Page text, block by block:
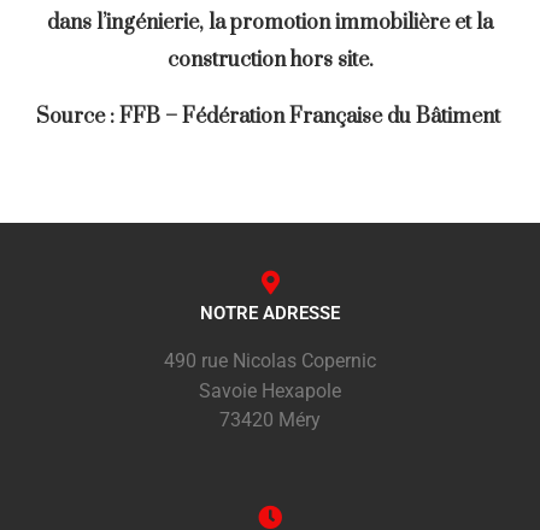
dans l’ingénierie, la promotion immobilière et la
construction hors site.
Source : FFB – Fédération Française du Bâtiment
NOTRE ADRESSE
490 rue Nicolas Copernic
Savoie Hexapole
73420 Méry